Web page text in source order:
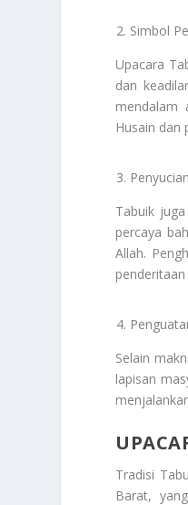
Simbol
Upacara
dan
mendalam
Husain dan
Tabuik
percaya
Allah.
Selain
lapisan
Tradisi
Barat,